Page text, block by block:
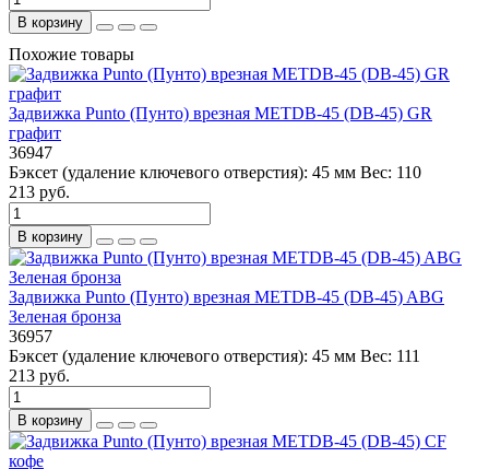
В корзину
Похожие товары
Задвижка Punto (Пунто) врезная METDB-45 (DB-45) GR
графит
36947
Бэксет (удаление ключевого отверстия): 45 мм Вес: 110
213 руб.
В корзину
Задвижка Punto (Пунто) врезная METDB-45 (DB-45) ABG
Зеленая бронза
36957
Бэксет (удаление ключевого отверстия): 45 мм Вес: 111
213 руб.
В корзину